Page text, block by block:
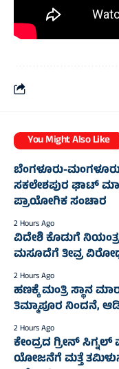
You Might Also Like
ಬೆಂಗಳೂರು-
ಸಕಲೇಶಪುರ ಘಾಟ್
ಪ್ರಾಯೋಗಿಕ ಸಂಚಾರ
2 Hours Ago
ವಿದೇಶಿ ಕೊಡುಗೆ
ಮಸೂದೆಗೆ ತೀವ್ರ
2 Hours Ago
ಹಣಕ್ಕೆ ಮಂತ್ರಿ ಸ್ಥಾನ
ತಿಮ್ಮಾಪೂರ ನಿಂದನೆ,
2 Hours Ago
ಕೇಂದ್ರದ ಗ್ರೀನ್
ಯೋಜನೆಗೆ ಮತ್ತೆ